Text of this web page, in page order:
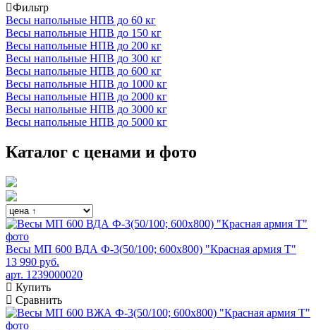
Фильтр
Весы напольные НПВ до 60 кг
Весы напольные НПВ до 150 кг
Весы напольные НПВ до 200 кг
Весы напольные НПВ до 300 кг
Весы напольные НПВ до 600 кг
Весы напольные НПВ до 1000 кг
Весы напольные НПВ до 2000 кг
Весы напольные НПВ до 3000 кг
Весы напольные НПВ до 5000 кг
Каталог с ценами и фото
Весы МП 600 ВДА Ф-3(50/100; 600х800) "Красная армия Т"
13 990 руб.
арт. 1239000020
Купить
Сравнить